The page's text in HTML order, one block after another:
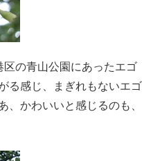
の青山公園にあったエゴ
る感じ、まぎれもないエゴ
、かわいいと感じるのも、